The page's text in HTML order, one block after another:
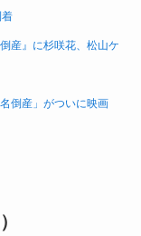
産』に杉咲花、松山ケ
倒産」がついに映画